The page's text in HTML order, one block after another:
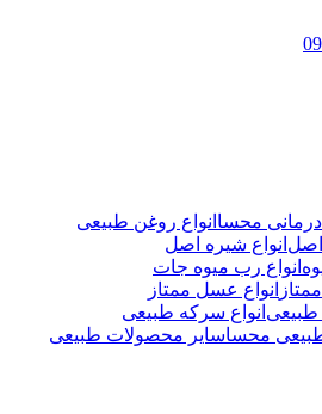
انواع روغن طبیعی
انواع شیره اصل
انواع رب میوه جات
انواع عسل ممتاز
انواع سرکه طبیعی
سایر محصولات طبیعی